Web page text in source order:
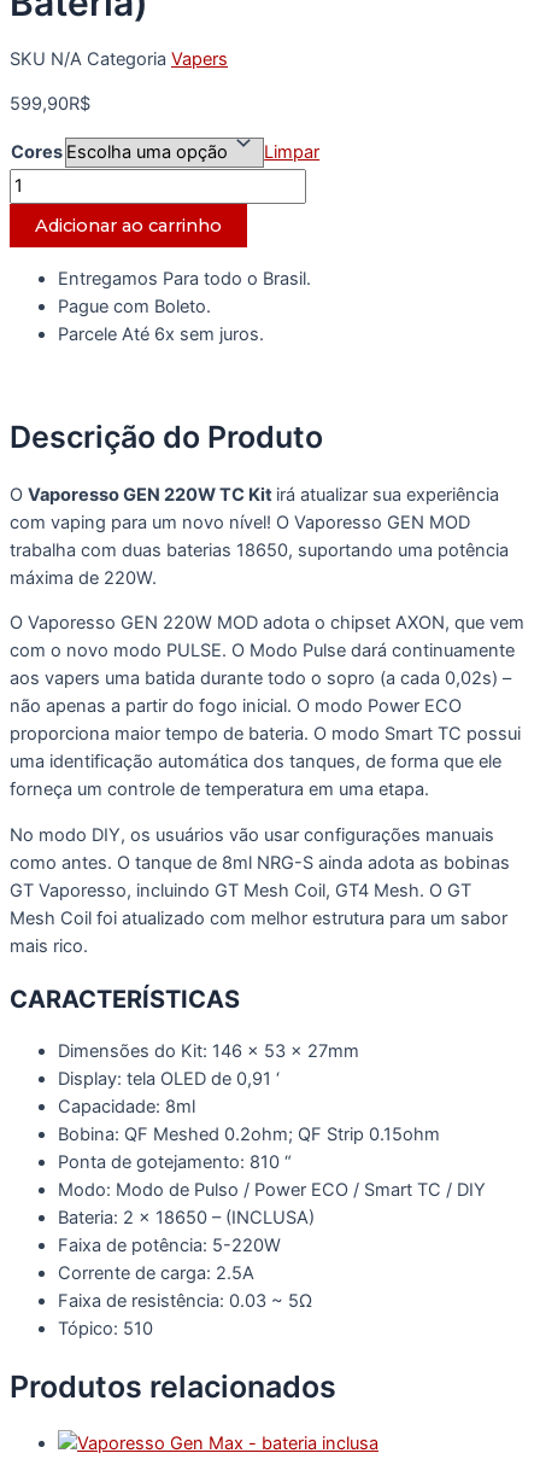
SKU N/A Categoria Vapers
599,90R$
Cores
Limpar
VAPORESSO
GEN-
Bateria)
quantidade
Adicionar ao carrinho
Entregamos Para todo o Brasil.
Pague com Boleto.
Parcele Até 6x sem juros.
Descrição do Produto
O Vaporesso GEN 220W TC Kit irá atualizar sua experiência
com vaping para um novo nível! O Vaporesso GEN MOD
trabalha com duas baterias 18650, suportando uma potência
máxima de 220W.
O Vaporesso GEN 220W MOD adota o chipset AXON, que vem
com o novo modo PULSE. O Modo Pulse dará continuamente
aos vapers uma batida durante todo o sopro (a cada 0,02s) –
não apenas a partir do fogo inicial. O modo Power ECO
proporciona maior tempo de bateria. O modo Smart TC possui
uma identificação automática dos tanques, de forma que ele
forneça um controle de temperatura em uma etapa.
No modo DIY, os usuários vão usar configurações manuais
como antes. O tanque de 8ml NRG-S ainda adota as bobinas
GT Vaporesso, incluindo GT Mesh Coil, GT4 Mesh. O GT
Mesh Coil foi atualizado com melhor estrutura para um sabor
mais rico.
CARACTERÍSTICAS
Dimensões do Kit: 146 x 53 x 27mm
Display: tela OLED de 0,91 ‘
Capacidade: 8ml
Bobina: QF Meshed 0.2ohm; QF Strip 0.15ohm
Ponta de gotejamento: 810 “
Modo: Modo de Pulso / Power ECO / Smart TC / DIY
Bateria: 2 x 18650 – (INCLUSA)
Faixa de potência: 5-220W
Corrente de carga: 2.5A
Faixa de resistência: 0.03 ~ 5Ω
Tópico: 510
Produtos relacionados